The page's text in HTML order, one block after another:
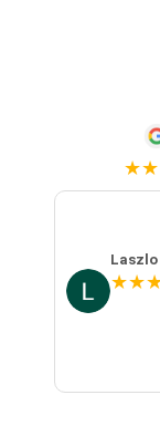
★★
Laszlo
★★